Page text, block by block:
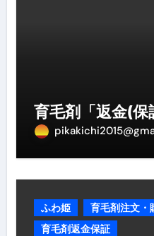
育毛剤「返金(保
ふわ姫 育毛剤注文・
育毛剤返金保証